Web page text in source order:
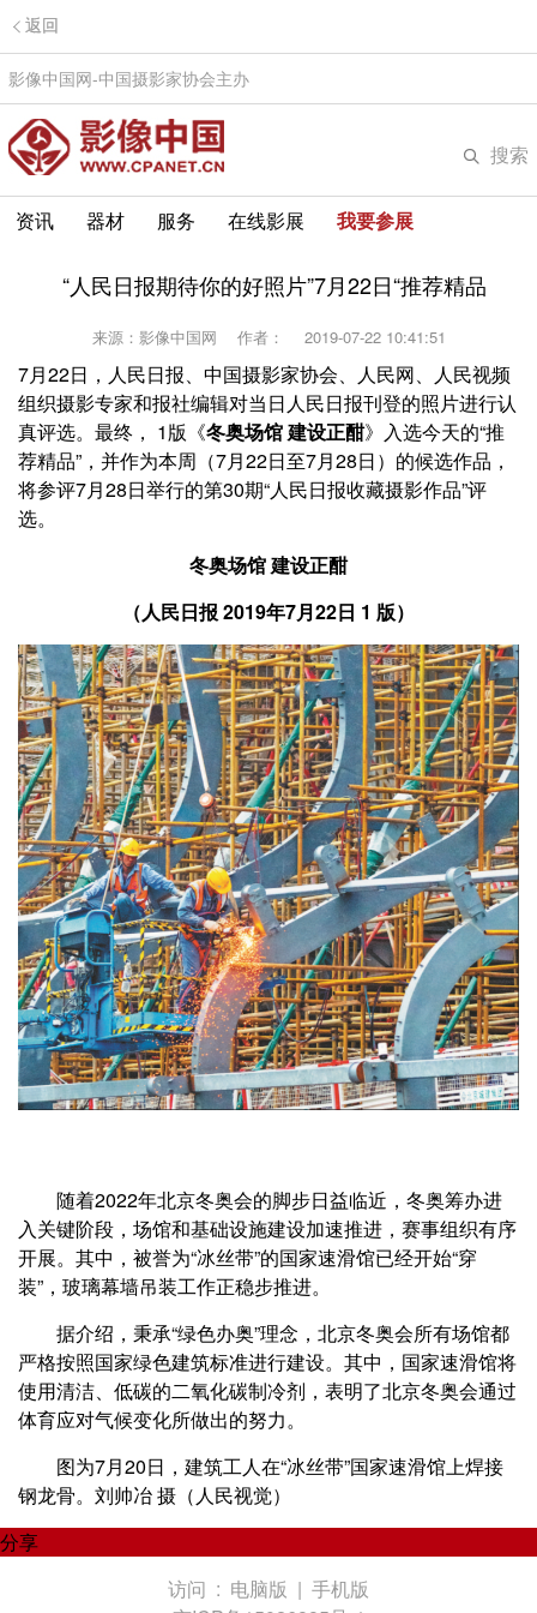
返回
影像中国网-中国摄影家协会主办
搜索
资讯 器材 服务 在线影展 我要参展
“人民日报期待你的好照片”7月22日“推荐精品
来源：影像中国网 作者： 2019-07-22 10:41:51
7月22日，人民日报、中国摄影家协会、人民网、人民视频
组织摄影专家和报社编辑对当日人民日报刊登的照片进行认
真评选。最终， 1版《冬奥场馆 建设正酣》入选今天的“推
荐精品”，并作为本周（7月22日至7月28日）的候选作品，
将参评7月28日举行的第30期“人民日报收藏摄影作品”评
选。
冬奥场馆 建设正酣
（人民日报 2019年7月22日 1 版）
随着2022年北京冬奥会的脚步日益临近，冬奥筹办进
入关键阶段，场馆和基础设施建设加速推进，赛事组织有序
开展。其中，被誉为“冰丝带”的国家速滑馆已经开始“穿
装”，玻璃幕墙吊装工作正稳步推进。
据介绍，秉承“绿色办奥”理念，北京冬奥会所有场馆都
严格按照国家绿色建筑标准进行建设。其中，国家速滑馆将
使用清洁、低碳的二氧化碳制冷剂，表明了北京冬奥会通过
体育应对气候变化所做出的努力。
图为7月20日，建筑工人在“冰丝带”国家速滑馆上焊接
钢龙骨。刘帅冶 摄（人民视觉）
分享
访问 : 电脑版 | 手机版